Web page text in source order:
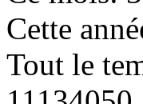
Cette
Tout le